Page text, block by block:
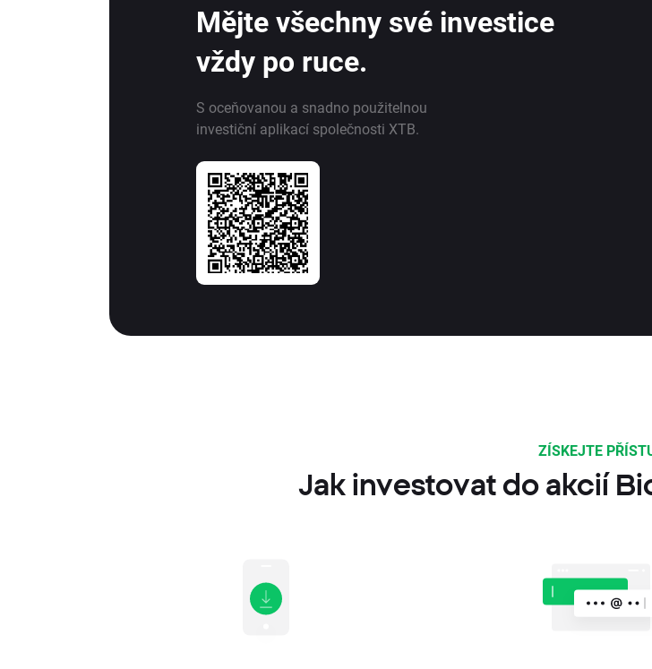
Mějte všechny své investice
vždy po ruce.
S oceňovanou a snadno použitelnou
investiční aplikací společnosti XTB.
ZÍSKEJTE
Jak investovat do akcií